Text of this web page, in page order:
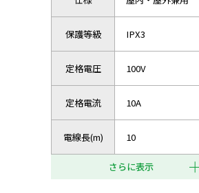
保護等級 IPX3
定格電圧 100V
定格電流 10A
電線長(m) 10
さらに表示